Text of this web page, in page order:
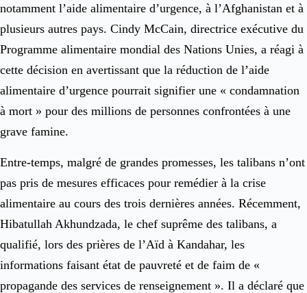
notamment l’aide alimentaire d’urgence, à l’Afghanistan et à
plusieurs autres pays. Cindy McCain, directrice exécutive du
Programme alimentaire mondial des Nations Unies, a réagi à
cette décision en avertissant que la réduction de l’aide
alimentaire d’urgence pourrait signifier une « condamnation
à mort » pour des millions de personnes confrontées à une
grave famine.
Entre-temps, malgré de grandes promesses, les talibans n’ont
pas pris de mesures efficaces pour remédier à la crise
alimentaire au cours des trois dernières années. Récemment,
Hibatullah Akhundzada, le chef suprême des talibans, a
qualifié, lors des prières de l’Aïd à Kandahar, les
informations faisant état de pauvreté et de faim de «
propagande des services de renseignement ». Il a déclaré que